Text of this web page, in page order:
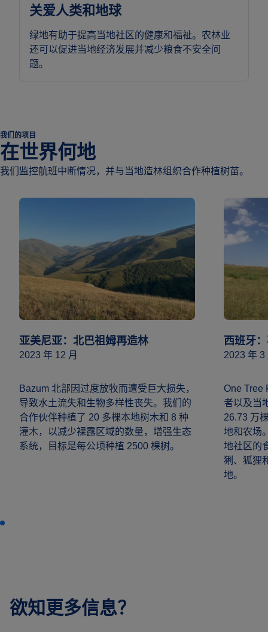
关爱人类和地球
绿地有助于提高当地社区的健康和福祉。农林业
还可以促进当地经济发展并减少粮食不安全问
题。
我们的项目
在世界何地
我们监控航班中断情况，并与当地造林组织合作种植树苗。
亚美尼亚：北巴祖姆再造林
2023 年 12 月
Bazum 北部因过度放牧而遭受巨大损失，
导致水土流失和生物多样性丧失。我们的
合作伙伴种植了 20 多棵本地树木和 8 种
灌木，以减少裸露区域的数量，增强生态
系统，目标是每公顷种植 2500 棵树。
西班牙
2023 年 3
One Tree
者以及当
26.73 万
地和农场
地社区的
猁、狐狸
地。
欲知更多信息？